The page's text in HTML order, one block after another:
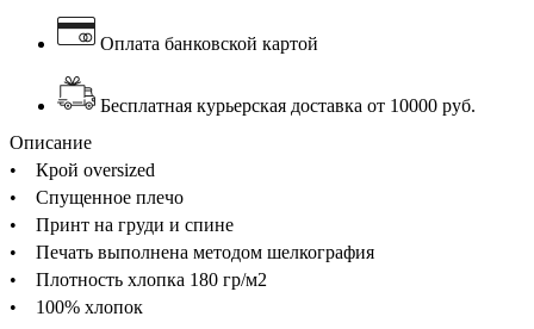
Описание
• Крой oversized
• Спущенное плечо
• Принт на груди и спине
• Печать выполнена методом шелкография
• Плотность хлопка 180 гр/м2
• 100% хлопок
Оплата банковской картой
Бесплатная курьерская доставка от 10000 руб.